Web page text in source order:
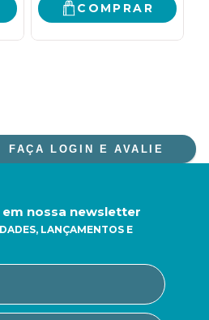
COMPRAR
FAÇA LOGIN E AVALIE
nossa newsletter
LANÇAMENTOS E